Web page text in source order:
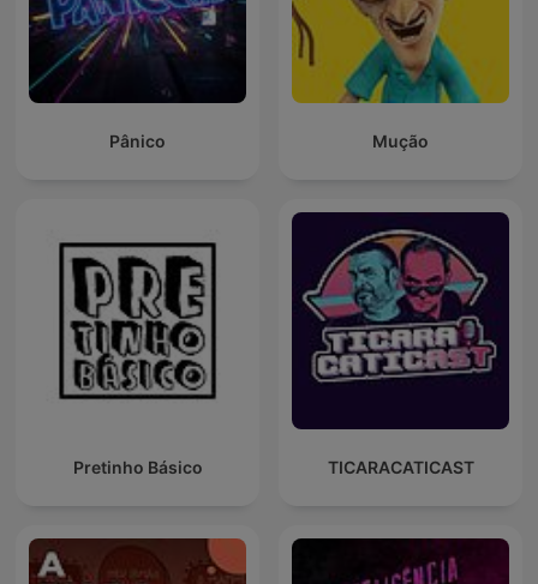
Pânico Mução
Pretinho Básico TICARACATICAST